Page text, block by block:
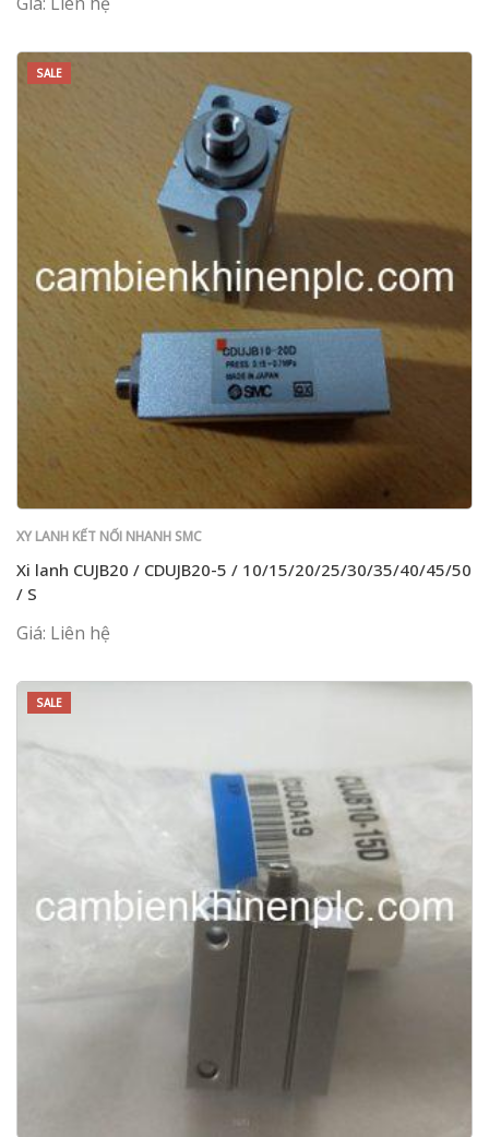
SALE
XY LANH KẾT NỐI NHANH SMC
Xi lanh CUJB20 / CDUJB20-5 / 10/15/20/25/30/35/40/45/50
/ S
Giá: Liên hệ
SALE